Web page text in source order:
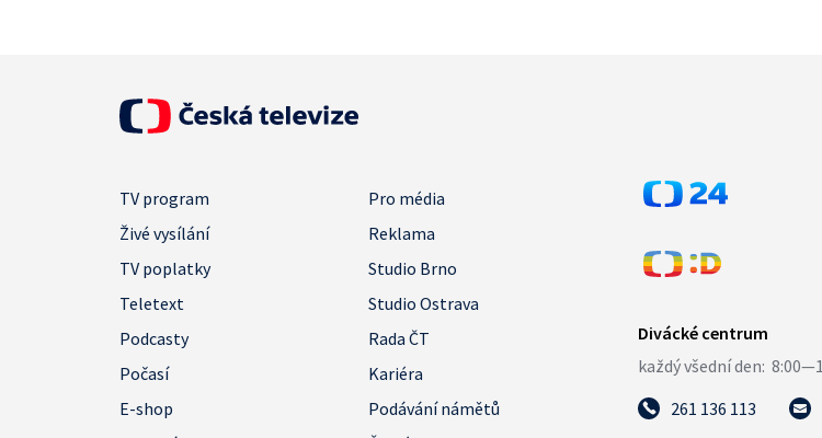
TV program
Pro média
Živé vysílání
Reklama
TV poplatky
Studio Brno
Teletext
Studio Ostrava
Podcasty
Rada ČT
Počasí
Kariéra
E-shop
Podávání námětů
261 136 113